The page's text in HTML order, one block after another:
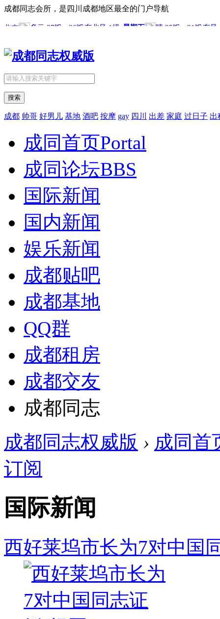
成都同志会所，是四川成都地区最全的门户导航
搜索
成都 帅哥 好男儿 基地 酒吧 按摩 gay 四川 出差 家庭 过日子 出
成同首页Portal
成同论坛BBS
国际新闻
国内新闻
娱乐新闻
成都贴吧
成都基地
QQ群
成都租房
成都交友
成都同志
成都同志权威版 › 成同首
订阅
国际新闻
西好莱坞市长为7对中国